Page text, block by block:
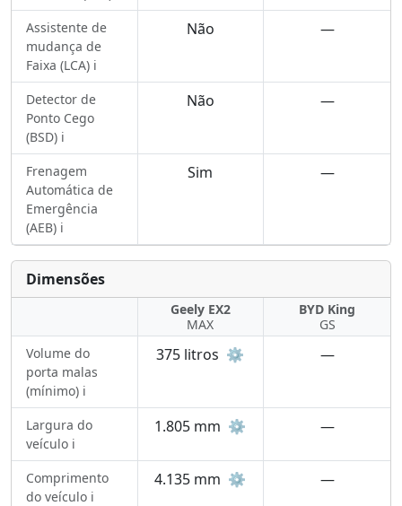
Assistente de
mudança de
Faixa (LCA) ℹ️
Não —
Detector de
Ponto Cego
(BSD) ℹ️
Não —
Frenagem
Automática de
Emergência
(AEB) ℹ️
Sim —
Dimensões
Geely EX2
MAX
BYD King
GS
Volume do
porta malas
(mínimo) ℹ️
375 litros ⚙️ —
Largura do
veículo ℹ️
1.805 mm ⚙️ —
Comprimento
do veículo ℹ️
4.135 mm ⚙️ —